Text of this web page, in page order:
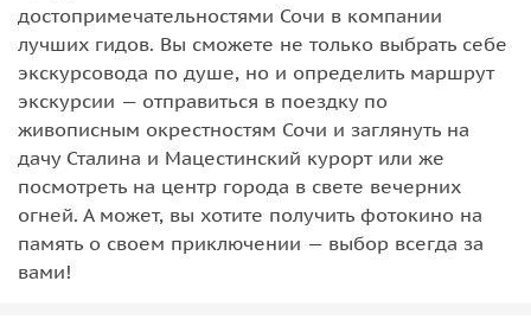
достопримечательностями Сочи в компании
лучших гидов. Вы сможете не только выбрать себе
экскурсовода по душе, но и определить маршрут
экскурсии — отправиться в поездку по
живописным окрестностям Сочи и заглянуть на
дачу Сталина и Мацестинский курорт или же
посмотреть на центр города в свете вечерних
огней. А может, вы хотите получить фотокино на
память о своем приключении — выбор всегда за
вами!